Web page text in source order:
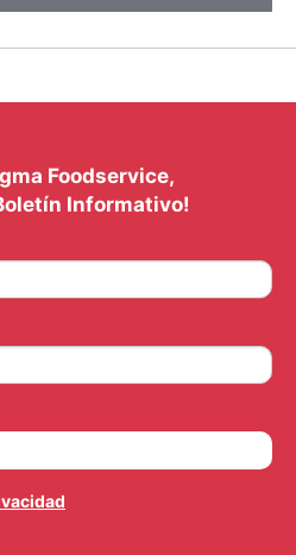
Foodservice,
Informativo!